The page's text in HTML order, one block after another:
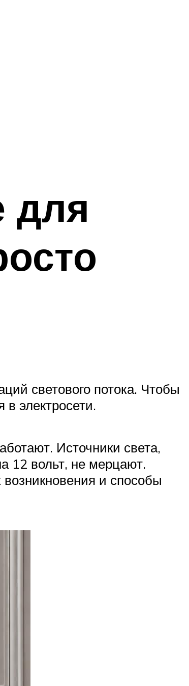
для
светового потока. Чтобы
в электросети.
Источники света,
12 вольт, не мерцают.
и способы